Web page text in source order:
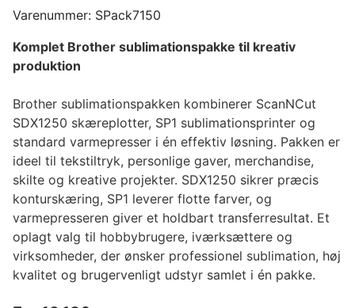
Varenummer: SPack7150
Komplet Brother sublimationspakke til kreativ
produktion
Brother sublimationspakken kombinerer ScanNCut
SDX1250 skæreplotter, SP1 sublimationsprinter og
standard varmepresser i én effektiv løsning. Pakken er
ideel til tekstiltryk, personlige gaver, merchandise,
skilte og kreative projekter. SDX1250 sikrer præcis
konturskæring, SP1 leverer flotte farver, og
varmepresseren giver et holdbart transferresultat. Et
oplagt valg til hobbybrugere, iværksættere og
virksomheder, der ønsker professionel sublimation, høj
kvalitet og brugervenligt udstyr samlet i én pakke.